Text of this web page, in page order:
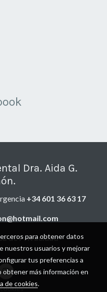
Dra. Aida G.
+34 601 36 63 17
de Privacidad
para obtener datos
nuestros usuarios y mejorar
tus preferencias a
más información en
de cookies.